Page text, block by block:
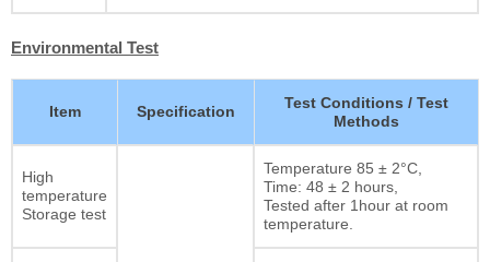
Environmental Test
Item Specification
Test Conditions / Test
Methods
High
temperature
Storage test
Temperature 85 ± 2°C,
Time: 48 ± 2 hours,
Tested after 1hour at room
temperature.